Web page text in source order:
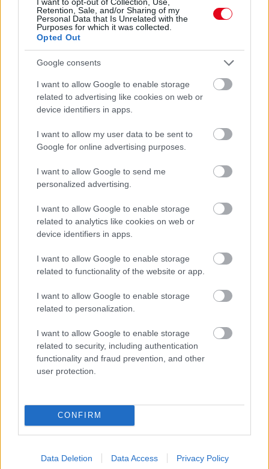
Retention, Sale, and/or Sharing of my
Personal Data that Is Unrelated with the
Purposes for which it was collected.
Opted Out
Google consents
I want to allow Google to enable storage
related to advertising like cookies on web or
device identifiers in apps.
I want to allow my user data to be sent to
Google for online advertising purposes.
I want to allow Google to send me
personalized advertising.
I want to allow Google to enable storage
related to analytics like cookies on web or
device identifiers in apps.
I want to allow Google to enable storage
related to functionality of the website or app.
I want to allow Google to enable storage
related to personalization.
I want to allow Google to enable storage
related to security, including authentication
functionality and fraud prevention, and other
user protection.
CONFIRM
Data Deletion Data Access Privacy Policy
söpörd a szőnyeg alá
Ezért párásodik be állandóan az ablak – egyszerűbb a
Nem ecettel és nem szódabikarbónával: ezzel lesz újra